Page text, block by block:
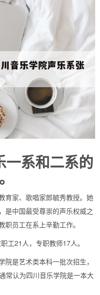
一系和二系的
育家、歌唱家郎毓秀教授。她
是中国最受尊崇的声乐权威之
员工在系上辛勤工作。
工21人，专职教师17人。
是艺术类本科一批次招生，
常认为四川音乐学院是一本大